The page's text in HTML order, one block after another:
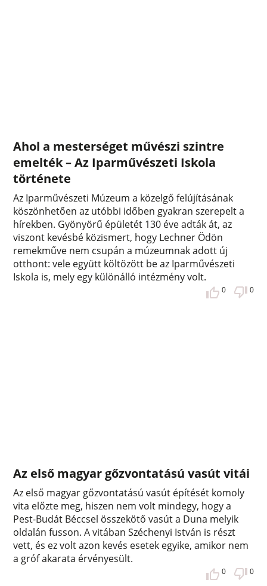
Ahol a mesterséget művészi szintre
emelték – Az Iparművészeti Iskola
története
Az Iparművészeti Múzeum a közelgő felújításának
köszönhetően az utóbbi időben gyakran szerepelt a
hírekben. Gyönyörű épületét 130 éve adták át, az
viszont kevésbé közismert, hogy Lechner Ödön
remekműve nem csupán a múzeumnak adott új
otthont: vele együtt költözött be az Iparművészeti
Iskola is, mely egy különálló intézmény volt.
0 0
Az első magyar gőzvontatású vasút vitái
Az első magyar gőzvontatású vasút építését komoly
vita előzte meg, hiszen nem volt mindegy, hogy a
Pest-Budát Béccsel összekötő vasút a Duna melyik
oldalán fusson. A vitában Széchenyi István is részt
vett, és ez volt azon kevés esetek egyike, amikor nem
a gróf akarata érvényesült.
0 0